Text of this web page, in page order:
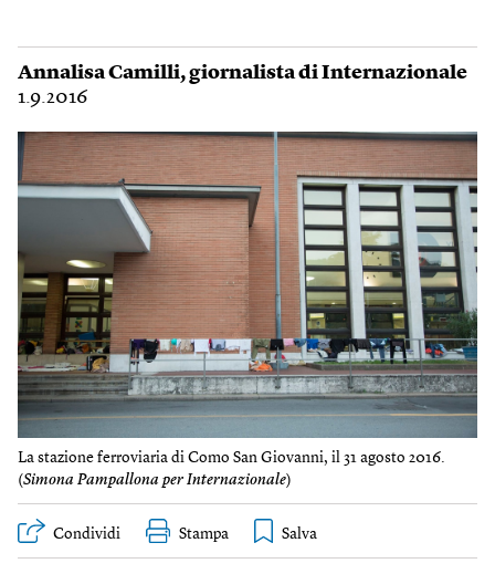
Annalisa Camilli, giornalista di Internazionale
1.9.2016
La stazione ferroviaria di Como San Giovanni, il 31 agosto 2016.
(Simona Pampallona per Internazionale)
Condividi Stampa